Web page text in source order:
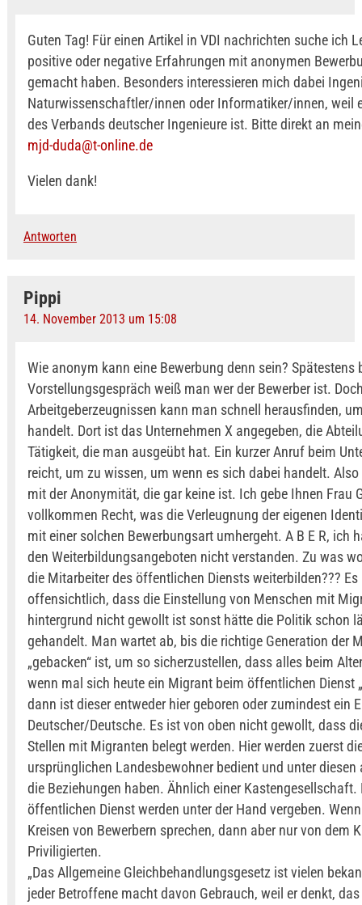
Guten Tag! Für einen Artikel in VDI nachrichten suche ich
positive oder negative Erfahrungen mit anonymen
gemacht haben. Besonders interessieren mich dabei
Naturwissenschaftler/innen oder Informatiker/innen, weil
des Verbands deutscher Ingenieure ist. Bitte direkt an
mjd-duda@t-online.de
Vielen dank!
Antworten
Pippi
14. November 2013 um 15:08
Wie anonym kann eine Bewerbung denn sein? Spätestens
Vorstellungsgespräch weiß man wer der Bewerber ist.
Arbeitgeberzeugnissen kann man schnell herausfinden,
handelt. Dort ist das Unternehmen X angegeben, die
Tätigkeit, die man ausgeübt hat. Ein kurzer Anruf beim
reicht, um zu wissen, um wenn es sich dabei handelt.
mit der Anonymität, die gar keine ist. Ich gebe Ihnen Frau
vollkommen Recht, was die Verleugnung der eigenen
mit einer solchen Bewerbungsart umhergeht. A B E R, ich
den Weiterbildungsangeboten nicht verstanden. Zu was
die Mitarbeiter des öffentlichen Diensts weiterbilden??? Es
offensichtlich, dass die Einstellung von Menschen mit
hintergrund nicht gewollt ist sonst hätte die Politik schon
gehandelt. Man wartet ab, bis die richtige Generation der
„gebacken“ ist, um so sicherzustellen, dass alles beim
wenn mal sich heute ein Migrant beim öffentlichen Dienst
dann ist dieser entweder hier geboren oder zumindest ein
Deutscher/Deutsche. Es ist von oben nicht gewollt, dass
Stellen mit Migranten belegt werden. Hier werden zuerst
ursprünglichen Landesbewohner bedient und unter diesen
die Beziehungen haben. Ähnlich einer Kastengesellschaft.
öffentlichen Dienst werden unter der Hand vergeben.
Kreisen von Bewerbern sprechen, dann aber nur von dem
Priviligierten.
„Das Allgemeine Gleichbehandlungsgesetz ist vielen
jeder Betroffene macht davon Gebrauch, weil er denkt,